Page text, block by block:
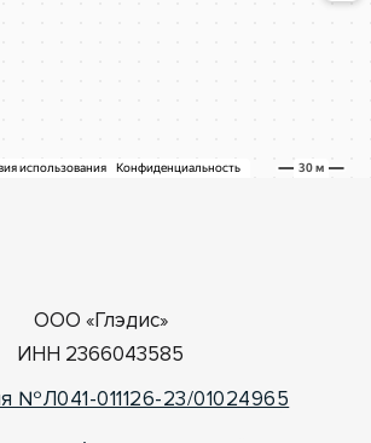
ООО «Глэдис»
ИНН 2366043585
№Л041-011126-23/01024965